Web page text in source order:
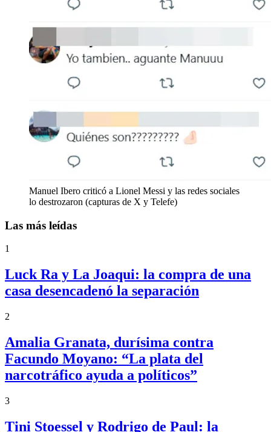
Manuel Ibero criticó a Lionel Messi y las redes sociales
lo destrozaron (capturas de X y Telefe)
Las más leídas
1
Luck Ra y La Joaqui: la compra de una
casa desencadenó la separación
2
Amalia Granata, durísima contra
Facundo Moyano: “La plata del
narcotráfico ayuda a políticos”
3
Tini Stoessel y Rodrigo de Paul: la